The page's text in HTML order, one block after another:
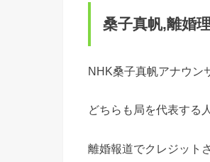
桑子真帆,離婚
NHK桑子真帆アナウン
どちらも局を代表する
離婚報道でクレジット